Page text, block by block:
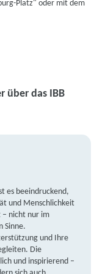
Platz" oder mit dem
über das IBB
es beeindruckend,
und Menschlichkeit
– nicht nur im
Sinne.
und Ihre
Die
und inspirierend –